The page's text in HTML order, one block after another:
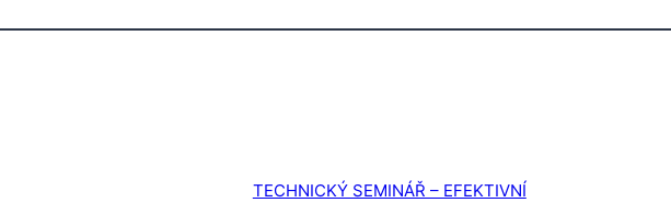
TECHNICKÝ SEMINÁŘ – EFEKTIVNÍ